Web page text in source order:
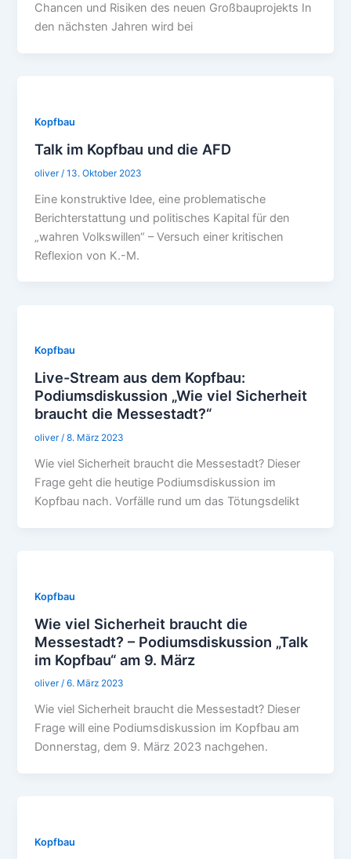
Chancen und Risiken des neuen Großbauprojekts In
den nächsten Jahren wird bei
Kopfbau
Talk im Kopfbau und die AFD
oliver /13. Oktober 2023
Eine konstruktive Idee, eine problematische
Berichterstattung und politisches Kapital für den
„wahren Volkswillen“ – Versuch einer kritischen
Reflexion von K.-M.
Kopfbau
Live-Stream aus dem Kopfbau:
Podiumsdiskussion „Wie viel Sicherheit
braucht die Messestadt?“
oliver/8. März 2023
Wie viel Sicherheit braucht die Messestadt? Dieser
Frage geht die heutige Podiumsdiskussion im
Kopfbau nach. Vorfälle rund um das Tötungsdelikt
Kopfbau
Wie viel Sicherheit braucht die
Messestadt? – Podiumsdiskussion „Talk
im Kopfbau“ am 9. März
oliver/6. März 2023
Wie viel Sicherheit braucht die Messestadt? Dieser
Frage will eine Podiumsdiskussion im Kopfbau am
Donnerstag, dem 9. März 2023 nachgehen.
Kopfbau